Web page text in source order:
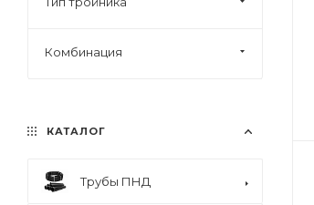
Комбинация
КАТАЛОГ
Трубы ПНД